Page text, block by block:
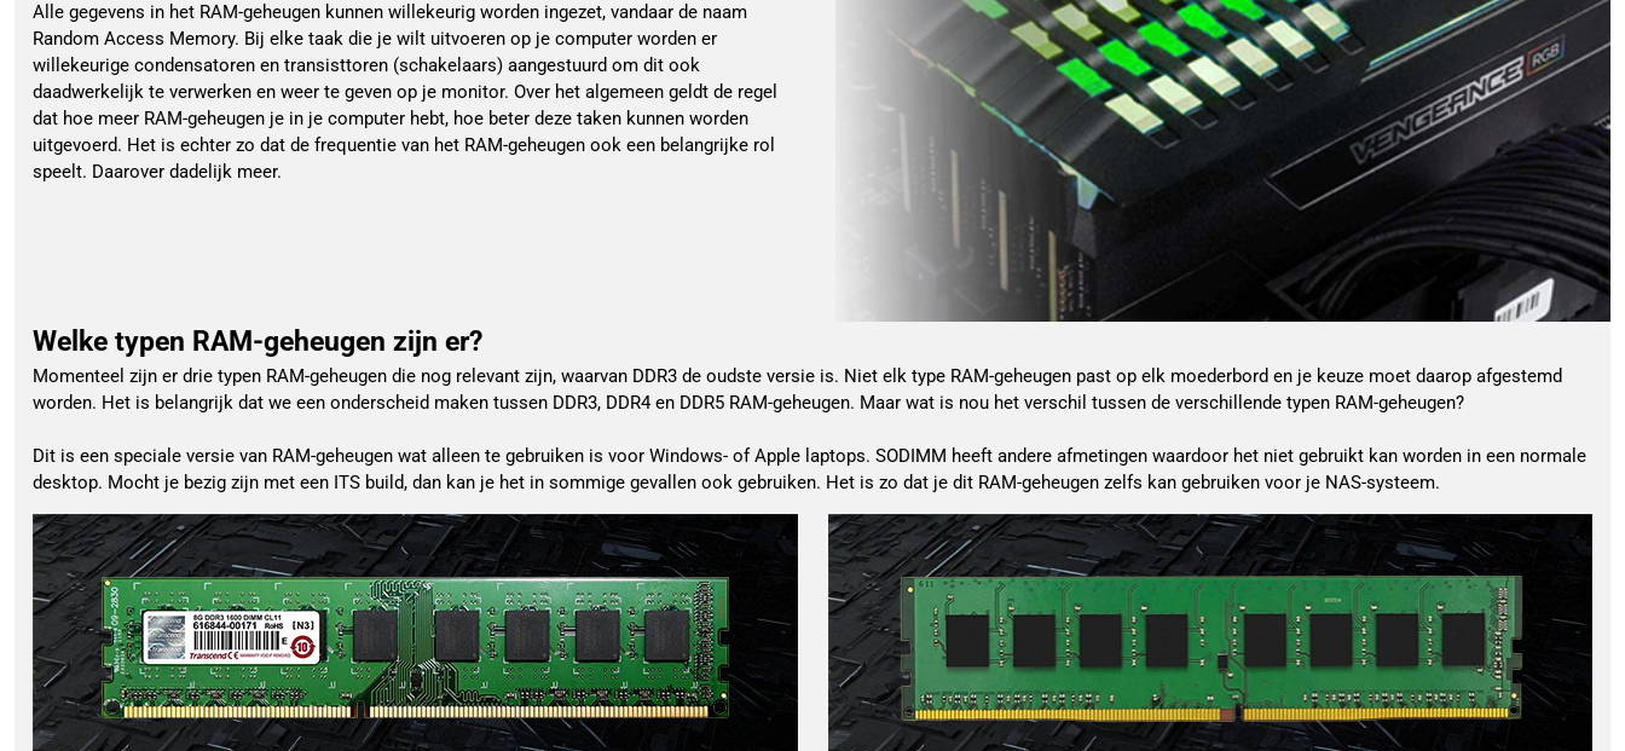
Alle gegevens in het RAM-geheugen kunnen willekeurig worden ingezet, vandaar de naam
Random Access Memory. Bij elke taak die je wilt uitvoeren op je computer worden er
willekeurige condensatoren en transisttoren (schakelaars) aangestuurd om dit ook
daadwerkelijk te verwerken en weer te geven op je monitor. Over het algemeen geldt de regel
dat hoe meer RAM-geheugen je in je computer hebt, hoe beter deze taken kunnen worden
uitgevoerd. Het is echter zo dat de frequentie van het RAM-geheugen ook een belangrijke rol
speelt. Daarover dadelijk meer.
Welke typen RAM-geheugen zijn er?
Momenteel zijn er drie typen RAM-geheugen die nog relevant zijn, waarvan DDR3 de oudste versie is. Niet elk type RAM-geheugen past op elk moederbord en je keuze moet daarop afgestemd
worden. Het is belangrijk dat we een onderscheid maken tussen DDR3, DDR4 en DDR5 RAM-geheugen. Maar wat is nou het verschil tussen de verschillende typen RAM-geheugen?
Dit is een speciale versie van RAM-geheugen wat alleen te gebruiken is voor Windows- of Apple laptops. SODIMM heeft andere afmetingen waardoor het niet gebruikt kan worden in een normale
desktop. Mocht je bezig zijn met een ITS build, dan kan je het in sommige gevallen ook gebruiken. Het is zo dat je dit RAM-geheugen zelfs kan gebruiken voor je NAS-systeem.